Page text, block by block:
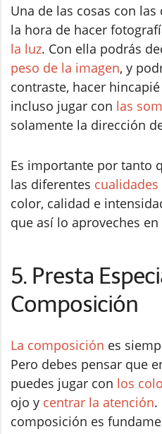
Una de las cosas con
la hora de hacer
la luz. Con ella podrás
peso de la imagen, y
contraste, hacer
incluso jugar con las
solamente la dirección
Es importante por tanto
las diferentes
color, calidad e
que así lo aproveches
5. Presta
Composición
La composición es
Pero debes pensar que
puedes jugar con los
ojo y centrar la atención.
composición es